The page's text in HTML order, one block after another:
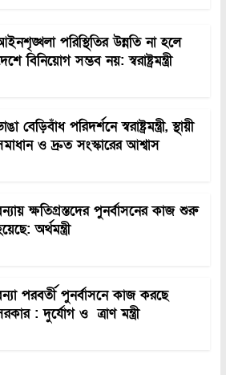
পরিস্থিতির উন্নতি না হলে
বিনিয়োগ সম্ভব নয়: স্বরাষ্ট্রমন্ত্রী
বেড়িবাঁধ পরিদর্শনে স্বরাষ্ট্রমন্ত্রী, স্থায়ী
ও দ্রুত সংস্কারের আশ্বাস
ক্ষতিগ্রস্তদের পুনর্বাসনের কাজ শুরু
অর্থমন্ত্রী
পরবর্তী পুনর্বাসনে কাজ করছে
: দুর্যোগ ও ত্রাণ মন্ত্রী